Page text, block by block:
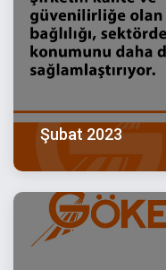
Şubat 2023